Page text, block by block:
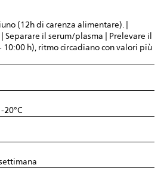
(12h di carenza alimentare). |
il serum/plasma | Prelevare il
h), ritmo circadiano con valori più
20°C